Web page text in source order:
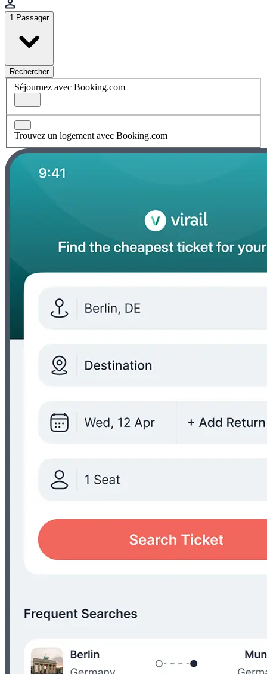
1 Passager
Rechercher
Séjournez avec Booking.com
Trouvez un logement avec Booking.com